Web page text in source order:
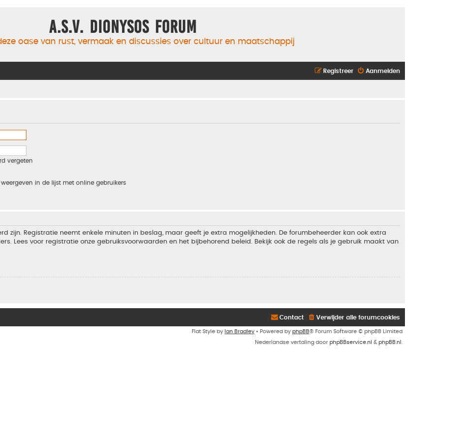
A.S.V. Dionysos Forum
oase van rust, vermaak en discussies over cultuur en maatschappij
Aanmelden
Registreer
vergeten
weergeven in de lijst met online gebruikers
zijn. Registratie neemt enkele minuten in beslag, maar geeft je extra mogelijkheden. De forumbeheerder kan ook extra
Lees voor registratie onze gebruiksvoorwaarden en het bijbehorend beleid. Bekijk ook de regels als je gebruik maakt van
Verwijder alle forumcookies
Contact
Flat Style by Ian Bradley • Powered by phpBB® Forum Software © phpBB Limited
Nederlandse vertaling door phpBBservice.nl & phpBB.nl